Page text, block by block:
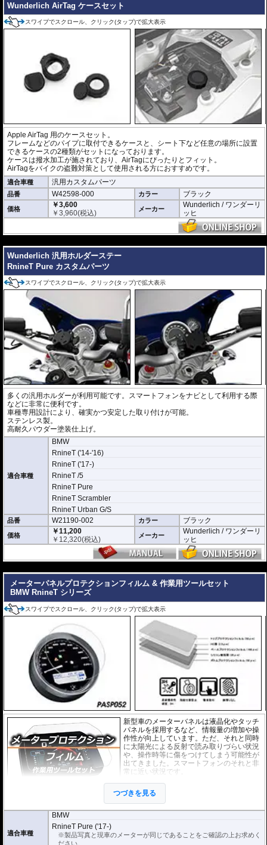
Wunderlich AirTag ケースセット
スワイプでスクロール、クリック(タップ)で拡大表示
Apple AirTag 用のケースセット。
フレームなどのパイプに取付できるケースと、シート下など任意の場所に設置
できるケースの2種類がセットになっております。
ケースは撥水加工が施されており、AirTagにぴったりとフィット。
AirTagをバイクの盗難対策として使用される方におすすめです。
適合車種 汎用カスタムパーツ
品番 W42598-000 カラー ブラック
価格
￥3,600
￥3,960(税込) メーカー
Wunderlich / ワンダーリ
ッヒ
Wunderlich 汎用ホルダーステー
RnineT Pure カスタムパーツ
スワイプでスクロール、クリック(タップ)で拡大表示
多くの汎用ホルダーが利用可能です。スマートフォンをナビとして利用する際
などに非常に便利です。
車種専用設計により、確実かつ安定した取り付けが可能。
ステンレス製。
高耐久パウダー塗装仕上げ。
適合車種
BMW
RnineT ('14-'16)
RnineT ('17-)
RnineT /5
RnineT Pure
RnineT Scrambler
RnineT Urban G/S
品番 W21190-002 カラー ブラック
価格
￥11,200
￥ 12,320(税込) メーカー
Wunderlich / ワンダーリ
ッヒ
メーターパネルプロテクションフィルム & 作業用ツールセット
BMW RnineT シリーズ
スワイプでスクロール、クリック(タップ)で拡大表示
新型車のメーターバネルは液晶化やタッチ
パネルを採用するなど、情報量の増加や操
作性が向上しています。ただ、それと同時
に太陽光による反射で読み取りづらい状況
や、操作時等に傷をつけてしまう可能性が
出てきました。スマートフォンのそれと非
常に近い状況です。
このメーターパネルプロテクションフィル
ムは不要な傷や汚れからメーターパネルを
保護します。
ーパークリアとアンチグレア)が入っており、それぞれ目的に合わせたものをご
利用いただけます。
スーパークリア :耐摩耗性が非常に高く、
つづきを見る
適合車種
BMW
RnineT Pure ('17-)
※製品写真と現車のメーターが同じであることをご確認の上お求めく
ださい。